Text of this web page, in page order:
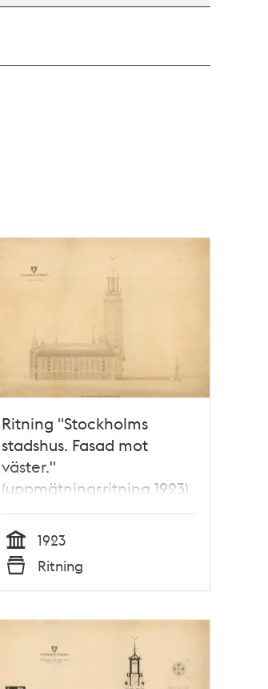
Ritning "Stockholms
stadshus. Fasad mot
väster."
(uppmätningsritning 1923)
Tid
1923
Typ
Ritning